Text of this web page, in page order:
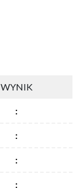
WYNIK
:
:
:
: